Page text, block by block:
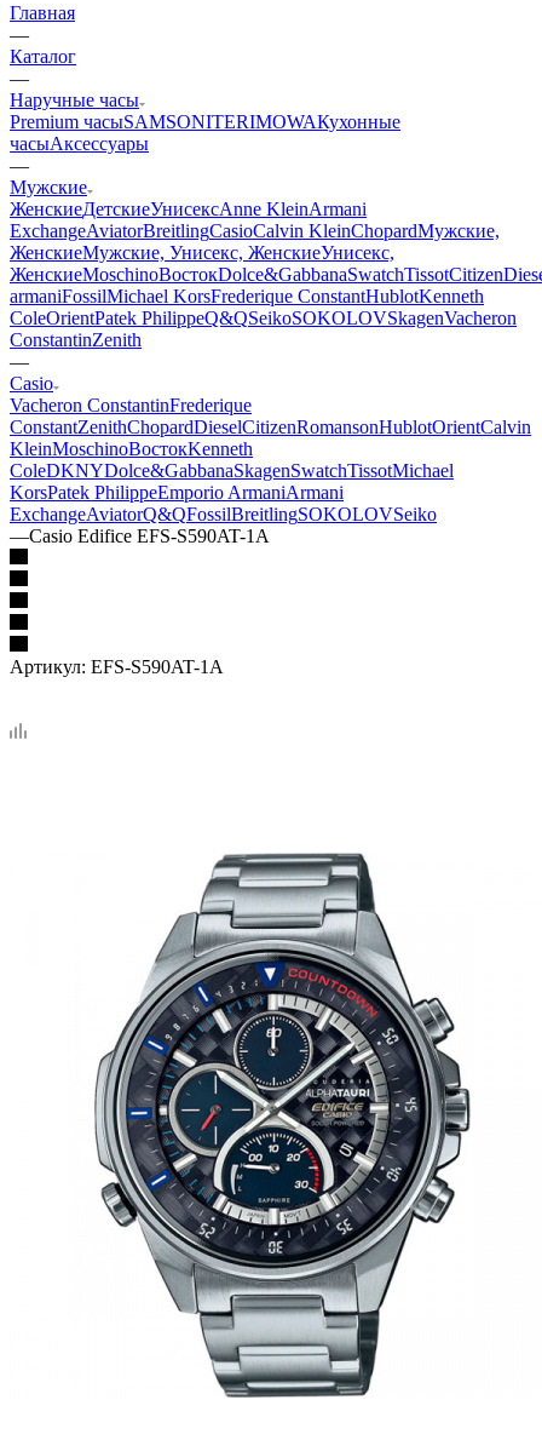
Главная
—
Каталог
—
Наручные часы
Premium часыSAMSONITERIMOWAКухонные
часыАксессуары
—
Мужские
ЖенскиеДетскиеУнисексAnne KleinArmani
ExchangeAviatorBreitlingCasioCalvin KleinChopardМужские,
ЖенскиеМужские, Унисекс, ЖенскиеУнисекс,
ЖенскиеMoschinoВостокDolce&GabbanaSwatchTissotCitizen
armaniFossilMichael KorsFrederique ConstantHublotKenneth
ColeOrientPatek PhilippeQ&QSeikoSOKOLOVSkagenVacheron
ConstantinZenith
—
Casio
Vacheron ConstantinFrederique
ConstantZenithChopardDieselCitizenRomansonHublotOrientCalvin
KleinMoschinoВостокKenneth
ColeDKNYDolce&GabbanaSkagenSwatchTissotMichael
KorsPatek PhilippeEmporio ArmaniArmani
ExchangeAviatorQ&QFossilBreitlingSOKOLOVSeiko
—Casio Edifice EFS-S590AT-1A
Артикул: EFS-S590AT-1A